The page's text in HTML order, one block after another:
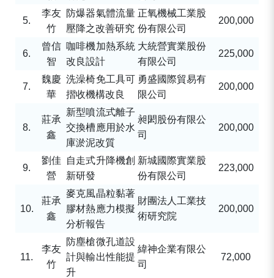
5.
李友
竹
防爆器氣體流量
壓降之改善研究
正氧機械工業股
份有限公司
200,000
6.
曾信
智
咖啡機加熱系統
改良設計
大統營實業股份
有限公司
225,000
7.
魏慶
華
洗澡椅免工具可
摺收機構改良
勇盛國際貿易有
限公司
200,000
8.
莊承
鑫
新型噴流式離子
交換槽應用於水
庫淤泥改質
昶閎股份有限公
司
200,000
9.
劉佳
營
自走式升降機創
新研發
新城國際實業股
份有限公司
223,000
10.
莊承
鑫
麥克風晶粒黏著
膠材熱應力模擬
分析報告
財團法人工業技
術研究院
200,000
11.
李友
竹
防塵槍微孔道設
計與輸出性能提
升
緯神企業有限公
司
72,000